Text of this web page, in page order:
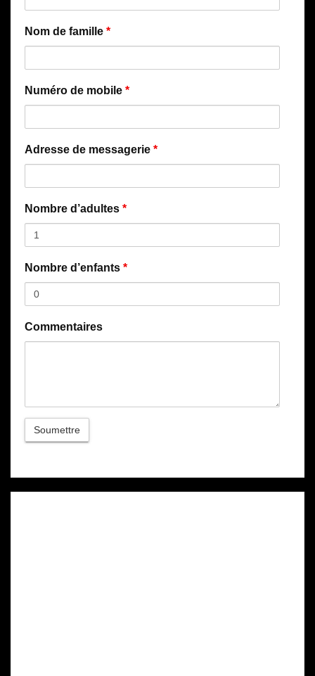
Nom de famille *
Numéro de mobile *
Adresse de messagerie *
Nombre d’adultes *
Nombre d’enfants *
Commentaires